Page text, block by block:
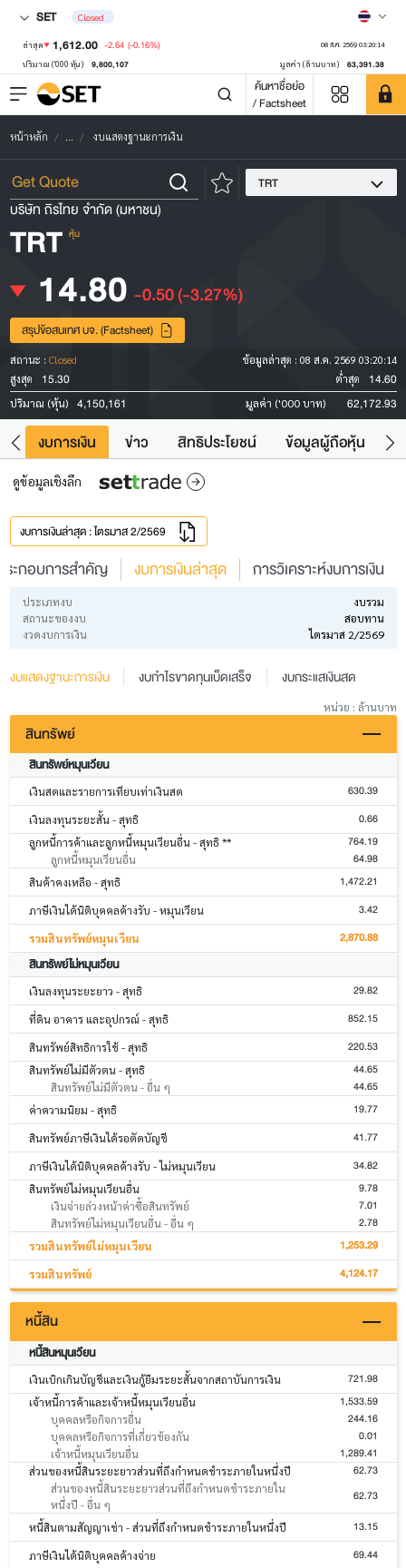
SET Closed
ล่าสุด 1,612.00 -2.64 (-0.16%) 08 ส.ค. 2569 03:20:14
ปริมาณ ('000 หุ้น) 9,800,107 มูลค่า (ล้านบาท) 63,391.38
ค้นหาชื่อย่อ
/ Factsheet
หน้าหลัก ... งบแสดงฐานะการเงิน
TRT
บริษัท ถิรไทย จำกัด (มหาชน)
TRT หุ้น
14.80 -0.50(-3.27%)
สรุปข้อสนเทศ บจ. (Factsheet)
สถานะ : Closed ข้อมูลล่าสุด : 08 ส.ค. 2569 03:20:14
สูงสุด
15.30 ต่ำสุด 14.60
ปริมาณ (หุ้น) 4,150,161 มูลค่า ('000 บาท) 62,172.93
งบการเงิน ข่าว สิทธิประโยชน์ ข้อมูลผู้ถือหุ้น
ดูข้อมูลเชิงลึก
งบการเงินล่าสุด : ไตรมาส 2/2569
ะกอบการสำคัญ งบการเงินล่าสุด การวิเคราะห์งบการเงิน
ประเภทงบ
งบรวม
สถานะของงบ
สอบทาน
งวดงบการเงิน
ไตรมาส 2/2569
งบแสดงฐานะการเงิน งบกำไรขาดทุนเบ็ดเสร็จ งบกระแสเงินสด
หน่วย : ล้านบาท
สินทรัพย์
สินทรัพย์หมุนเวียน
เงินสดและรายการเทียบเท่าเงินสด 630.39
เงินลงทุนระยะสั้น - สุทธิ 0.66
ลูกหนี้การค้าและลูกหนี้หมุนเวียนอื่น - สุทธิ ** 764.19
ลูกหนี้หมุนเวียนอื่น 64.98
สินค้าคงเหลือ - สุทธิ 1,472.21
ภาษีเงินได้นิติบุคคลค้างรับ - หมุนเวียน 3.42
รวมสินทรัพย์หมุนเวียน 2,870.88
สินทรัพย์ไม่หมุนเวียน
เงินลงทุนระยะยาว - สุทธิ 29.82
ที่ดิน อาคาร และอุปกรณ์ - สุทธิ 852.15
สินทรัพย์สิทธิการใช้ - สุทธิ 220.53
สินทรัพย์ไม่มีตัวตน - สุทธิ 44.65
สินทรัพย์ไม่มีตัวตน - อื่น ๆ 44.65
ค่าความนิยม - สุทธิ 19.77
สินทรัพย์ภาษีเงินได้รอตัดบัญชี 41.77
ภาษีเงินได้นิติบุคคลค้างรับ - ไม่หมุนเวียน 34.82
สินทรัพย์ไม่หมุนเวียนอื่น 9.78
เงินจ่ายล่วงหน้าค่าซื้อสินทรัพย์ 7.01
สินทรัพย์ไม่หมุนเวียนอื่น - อื่น ๆ 2.78
รวมสินทรัพย์ไม่หมุนเวียน 1,253.29
รวมสินทรัพย์ 4,124.17
หนี้สิน
หนี้สินหมุนเวียน
เงินเบิกเกินบัญชีและเงินกู้ยืมระยะสั้นจากสถาบันการเงิน 721.98
เจ้าหนี้การค้าและเจ้าหนี้หมุนเวียนอื่น 1,533.59
บุคคลหรือกิจการอื่น 244.16
บุคคลหรือกิจการที่เกี่ยวข้องกัน 0.01
เจ้าหนี้หมุนเวียนอื่น 1,289.41
ส่วนของหนี้สินระยะยาวส่วนที่ถึงกำหนดชำระภายในหนึ่งปี 62.73
ส่วนของหนี้สินระยะยาวส่วนที่ถึงกำหนดชำระภายใน
หนึ่งปี - อื่น ๆ
62.73
หนี้สินตามสัญญาเช่า - ส่วนที่ถึงกำหนดชำระภายในหนึ่งปี 13.15
ภาษีเงินได้นิติบุคคลค้างจ่าย 69.44